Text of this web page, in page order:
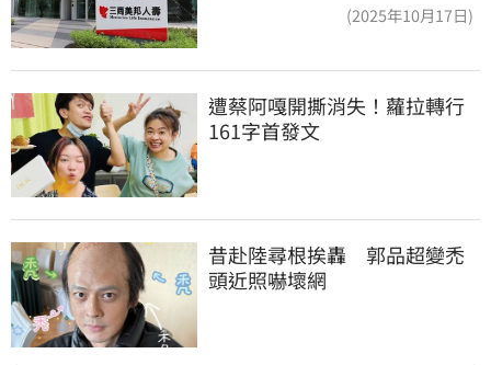
(2025年10月17日)
遭蔡阿嘎開撕消失！蘿拉轉行
161字首發文
昔赴陸尋根挨轟　郭品超變禿
頭近照嚇壞網